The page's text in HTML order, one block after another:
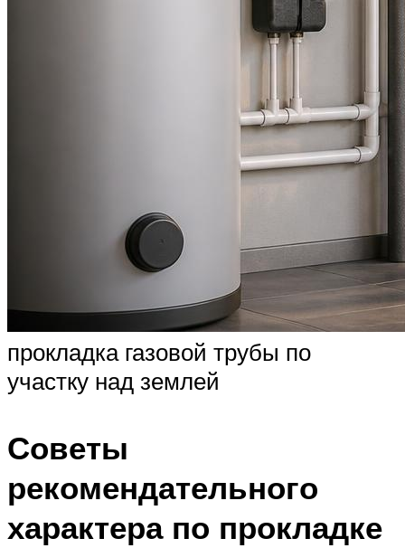
прокладка газовой трубы по
участку над землей
Советы
рекомендательного
характера по прокладке